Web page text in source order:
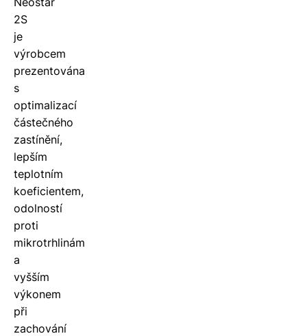
2S
je
výrobcem
prezentována
s
optimalizací
částečného
zastínění,
lepším
teplotním
koeficientem,
odolností
proti
mikrotrhlinám
a
vyšším
výkonem
při
zachování